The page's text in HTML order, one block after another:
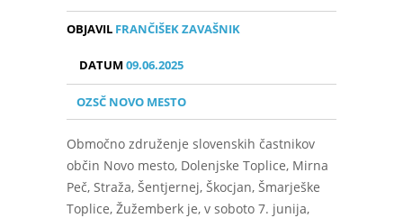
OBJAVIL FRANČIŠEK ZAVAŠNIK
DATUM09.06.2025
OZSČ NOVO MESTO
Območno združenje slovenskih častnikov
občin Novo mesto, Dolenjske Toplice, Mirna
Peč, Straža, Šentjernej, Škocjan, Šmarješke
Toplice, Žužemberk je, v soboto 7. junija,